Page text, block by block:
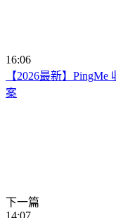
16:06
【2026最新】
案
下一篇
14:07